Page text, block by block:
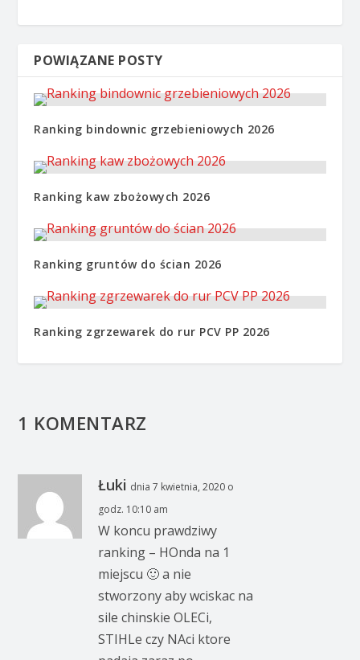
POWIĄZANE POSTY
Ranking bindownic grzebieniowych 2026
Ranking kaw zbożowych 2026
Ranking gruntów do ścian 2026
Ranking zgrzewarek do rur PCV PP 2026
1 KOMENTARZ
Łuki dnia 7 kwietnia, 2020 o
godz. 10:10 am
W koncu prawdziwy
ranking – HOnda na 1
miejscu 🙂 a nie
stworzony aby wciskac na
sile chinskie OLECi,
STIHLe czy NAci ktore